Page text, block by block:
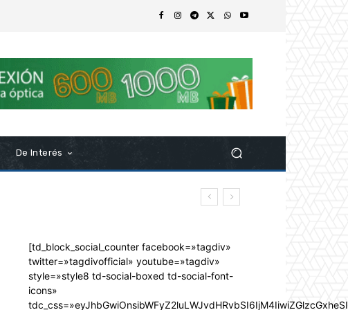
De Interés
[td_block_social_counter facebook=»tagdiv»
twitter=»tagdivofficial» youtube=»tagdiv»
style=»style8 td-social-boxed td-social-font-
icons»